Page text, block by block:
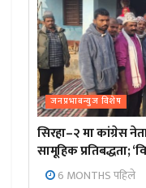
जनप्रभाबन्युज विशेष
सिरहा–२ मा कांग्रेस
सामूहिक प्रतिबद्धता;
6 MONTHS पहिले